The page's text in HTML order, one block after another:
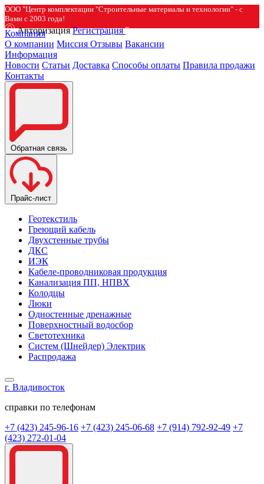
ООО "Центр комплектации "Строительные материалы и технологии" - с
Вами с 2003 года!
Авторизация Регистрация
Компания
О компании Миссия Отзывы Вакансии
Информация
Новости Статьи Доставка Способы оплаты Правила продажи
Контакты
Обратная связь
Прайс-лист
Геотекстиль
Греющий кабель
Двухстенные трубы
ДКС
ИЭК
Кабеле-проводниковая продукция
Канализация ПП, НПВХ
Колодцы
Люки
Одностенные дренажные
Поверхностный водосбор
Светотехника
Систем (Шнейдер) Электрик
Распродажа
г. Владивосток
справки по телефонам
+7 (423) 245-96-16 +7 (423) 245-06-68 +7 (914) 792-92-49 +7
(423) 272-01-04